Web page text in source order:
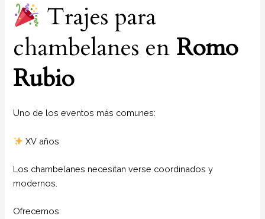
Trajes para
chambelanes en Romo
Rubio
Uno de los eventos más comunes:
XV años
Los chambelanes necesitan verse coordinados y
modernos.
Ofrecemos: